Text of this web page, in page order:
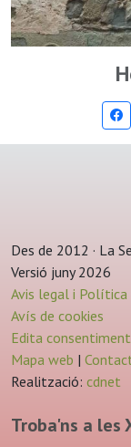
Des de 2012 · La
Versió juny 2026
Avis legal i
Avís de cookies
Edita
Mapa web |
Realització: cdnet
Troba'ns a les